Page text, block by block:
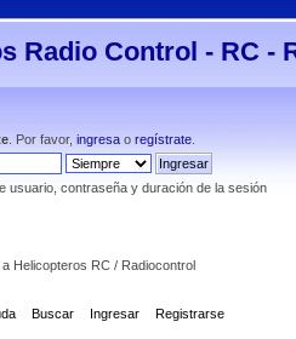
Radio Control - RC -
. Por favor,ingresa oregístrate
usuario, contraseña y duración de la sesión
a Helicopteros RC / Radiocontrol
Buscar Ingresar Registrarse